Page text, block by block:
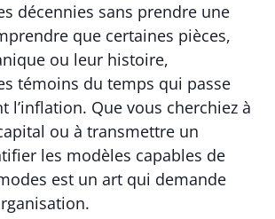
décennies sans prendre une
que certaines pièces,
ou leur histoire,
témoins du temps qui passe
l’inflation. Que vous cherchiez à
ou à transmettre un
les modèles capables de
est un art qui demande